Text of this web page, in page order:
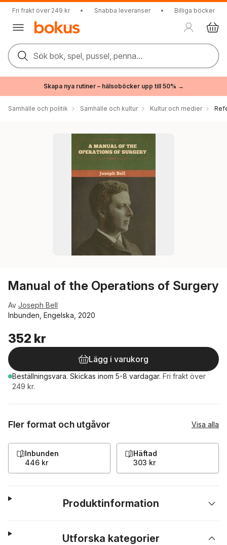
Fri frakt över 249 kr • Snabba leveranser • Billiga böcker
Sök bok, spel, pussel, penna...
Skapa nya rutiner – hälsoböcker upp till 50% →
Samhälle och politik Samhälle och kultur Kultur och medier
Manual of the Operations of Surgery
Av Joseph Bell
Inbunden, Engelska, 2020
352 kr
Lägg i varukorg
Beställningsvara. Skickas inom 5-8 vardagar. Fri frakt över
249 kr.
Fler format och utgåvor Visa alla
Inbunden
446 kr
Häftad
303 kr
Produktinformation
Utforska kategorier